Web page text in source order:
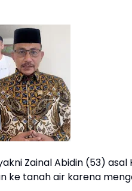
Zainal Abidin (53) asal
ke tanah air karena